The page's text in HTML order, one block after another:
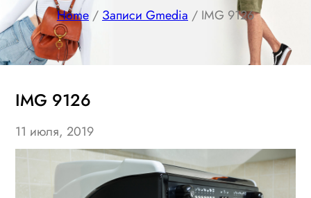
Home / Записи Gmedia / IMG 9126
IMG 9126
11 июля, 2019